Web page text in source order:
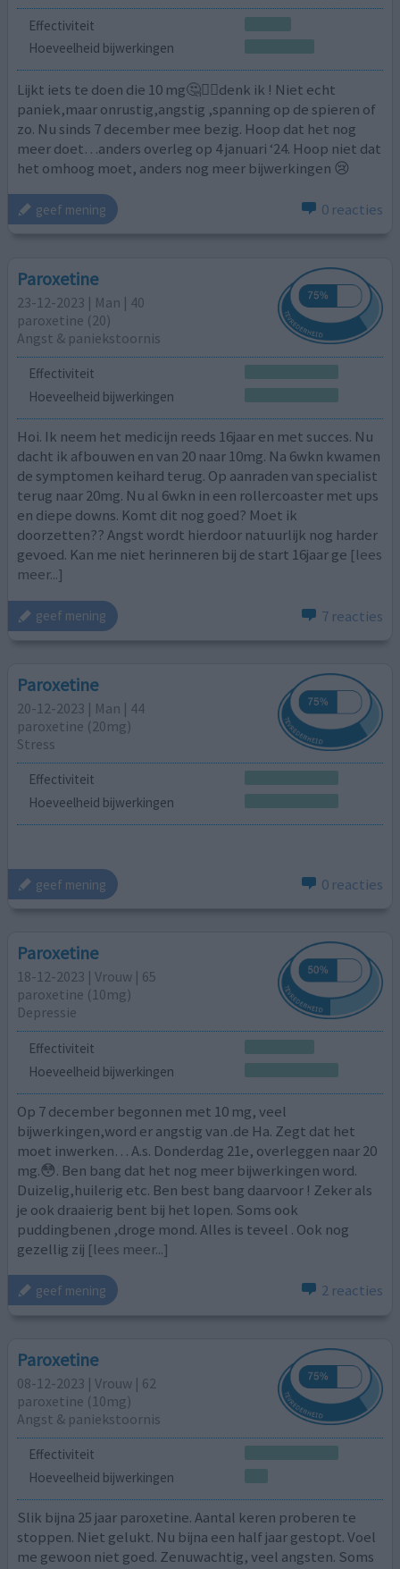
Effectiviteit
Hoeveelheid bijwerkingen
Lijkt iets te doen die 10 mg🤔🤷‍♀️denk ik ! Niet echt
paniek,maar onrustig,angstig ,spanning op de spieren of
zo. Nu sinds 7 december mee bezig. Hoop dat het nog
meer doet…anders overleg op 4 januari ‘24. Hoop niet dat
het omhoog moet, anders nog meer bijwerkingen 😢
geef mening 0 reacties
Paroxetine
23-12-2023 | Man | 40
paroxetine (20)
Angst & paniekstoornis
Effectiviteit
Hoeveelheid bijwerkingen
Hoi. Ik neem het medicijn reeds 16jaar en met succes. Nu
dacht ik afbouwen en van 20 naar 10mg. Na 6wkn kwamen
de symptomen keihard terug. Op aanraden van specialist
terug naar 20mg. Nu al 6wkn in een rollercoaster met ups
en diepe downs. Komt dit nog goed? Moet ik
doorzetten?? Angst wordt hierdoor natuurlijk nog harder
gevoed. Kan me niet herinneren bij de start 16jaar ge [lees
meer...]
geef mening 7 reacties
Paroxetine
20-12-2023 | Man | 44
paroxetine (20mg)
Stress
Effectiviteit
Hoeveelheid bijwerkingen
geef mening 0 reacties
Paroxetine
18-12-2023 | Vrouw | 65
paroxetine (10mg)
Depressie
Effectiviteit
Hoeveelheid bijwerkingen
Op 7 december begonnen met 10 mg, veel
bijwerkingen,word er angstig van .de Ha. Zegt dat het
moet inwerken… A.s. Donderdag 21e, overleggen naar 20
mg.😳. Ben bang dat het nog meer bijwerkingen word.
Duizelig,huilerig etc. Ben best bang daarvoor ! Zeker als
je ook draaierig bent bij het lopen. Soms ook
puddingbenen ,droge mond. Alles is teveel . Ook nog
gezellig zij [lees meer...]
geef mening 2 reacties
Paroxetine
08-12-2023 | Vrouw | 62
paroxetine (10mg)
Angst & paniekstoornis
Effectiviteit
Hoeveelheid bijwerkingen
Slik bijna 25 jaar paroxetine. Aantal keren proberen te
stoppen. Niet gelukt. Nu bijna een half jaar gestopt. Voel
me gewoon niet goed. Zenuwachtig, veel angsten. Soms